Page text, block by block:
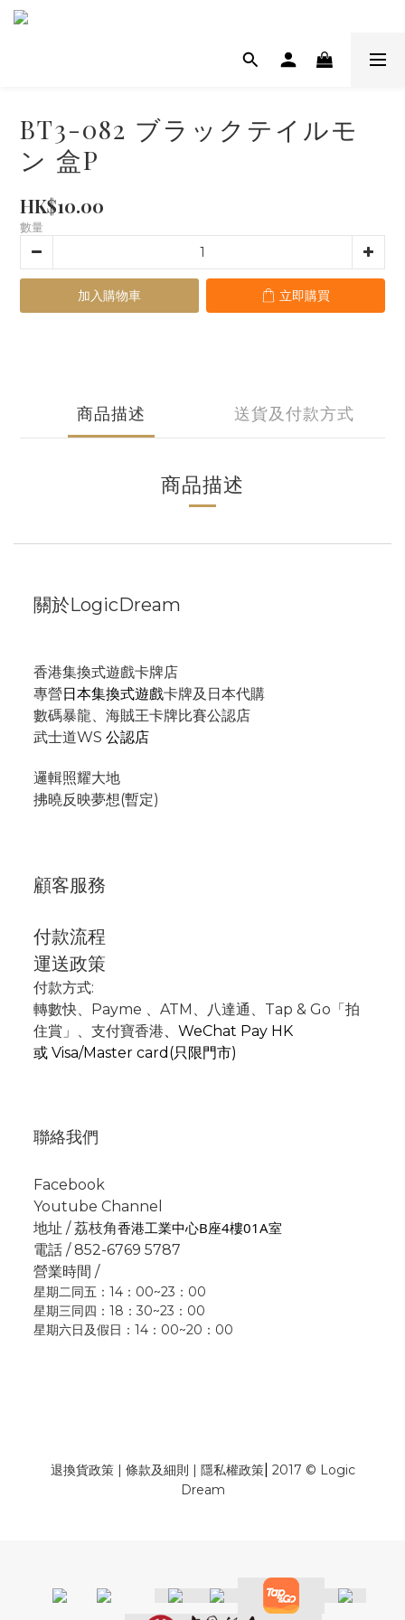
BT3-082 ブラックテイルモ
ン 盒P
HK$10.00
數量
加入購物車 立即購買
商品描述 送貨及付款方式
商品描述
關於LogicDream
香港集換式遊戲卡牌店
專營日本集換式遊戲卡牌及日本代購
數碼暴龍、海賊王卡牌比賽公認店
武士道WS 公認店
邏輯照耀大地
拂曉反映夢想(暫定)
顧客服務
付款流程
運送政策
付款方式:
轉數快、Payme 、 ATM 、
八達通、Tap & Go「拍
住賞」 、支付寶香港、 WeChat Pay HK
或 Visa/Master card(只限門市)
聯絡我們
Facebook
Youtube Channel
地址 / 荔枝角香港工業中心B座4樓01A室
電話 / 852-6769 5787
營業時間 /
星期二同五：14：00~23：00
星期三同四：18：30~23：00
星期六日及假日：14：00~20：00
退換貨政策| 條款及細則 | 隱私權政策| 2017 © Logic
Dream